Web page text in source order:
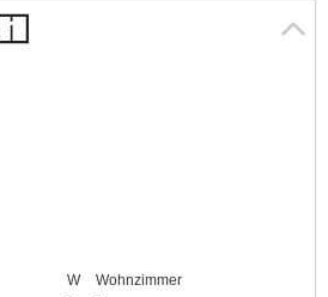
W
Wohnzimmer